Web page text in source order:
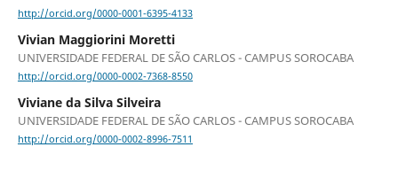
http://orcid.org/0000-0001-6395-4133
Vivian Maggiorini Moretti
UNIVERSIDADE FEDERAL DE SÃO CARLOS - CAMPUS SOROCABA
http://orcid.org/0000-0002-7368-8550
Viviane da Silva Silveira
UNIVERSIDADE FEDERAL DE SÃO CARLOS - CAMPUS SOROCABA
http://orcid.org/0000-0002-8996-7511